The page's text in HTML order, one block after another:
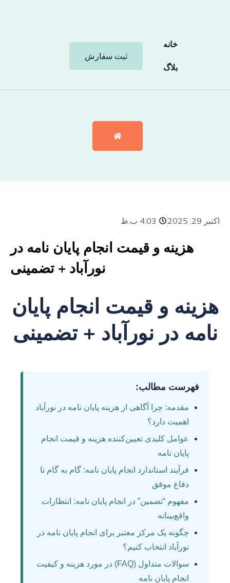
خانه
بلاگ
ثبت سفارش
اکتبر 29, 2025 4:03 ب.ظ
هزینه و قیمت انجام پایان نامه در
نورآباد + تضمینی
هزینه و قیمت انجام پایان
نامه در نورآباد + تضمینی
فهرست مطالب:
مقدمه: چرا آگاهی از هزینه پایان نامه در نورآباد
اهمیت دارد؟
عوامل کلیدی تعیین‌کننده هزینه و قیمت انجام
پایان نامه
فرآیند استاندارد انجام پایان نامه: گام به گام تا
دفاع موفق
مفهوم “تضمین” در انجام پایان نامه: انتظارات
واقع‌بینانه
چگونه یک مرکز معتبر برای انجام پایان نامه در
نورآباد انتخاب کنیم؟
سوالات متداول (FAQ) در مورد هزینه و کیفیت
انجام پایان نامه